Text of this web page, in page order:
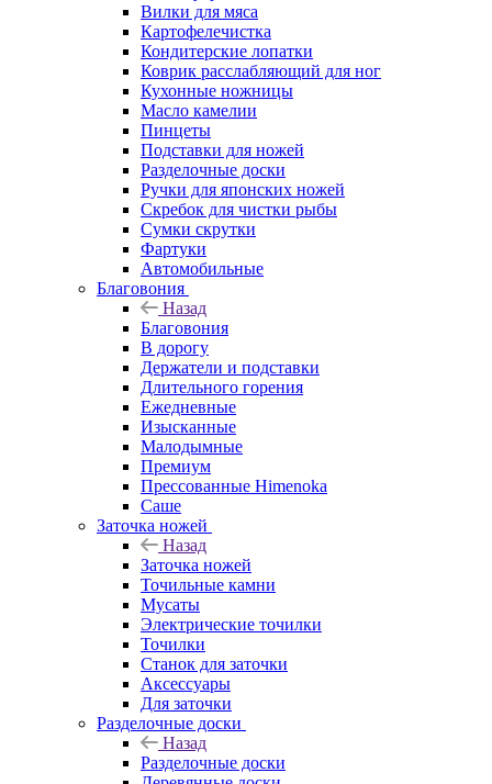
Вилки для мяса
Картофелечистка
Кондитерские лопатки
Коврик расслабляющий для ног
Кухонные ножницы
Масло камелии
Пинцеты
Подставки для ножей
Разделочные доски
Ручки для японских ножей
Скребок для чистки рыбы
Сумки скрутки
Фартуки
Автомобильные
Благовония
Назад
Благовония
В дорогу
Держатели и подставки
Длительного горения
Ежедневные
Изысканные
Малодымные
Премиум
Прессованные Himenoka
Саше
Заточка ножей
Назад
Заточка ножей
Точильные камни
Мусаты
Электрические точилки
Точилки
Станок для заточки
Аксессуары
Для заточки
Разделочные доски
Назад
Разделочные доски